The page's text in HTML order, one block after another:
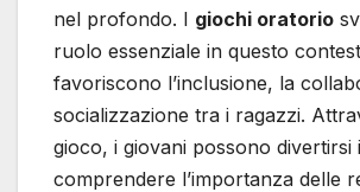
nel profondo. I giochi oratorio
ruolo essenziale in questo
favoriscono l’inclusione, la
socializzazione tra i ragazzi.
gioco, i giovani possono divertirsi
comprendere l’importanza delle